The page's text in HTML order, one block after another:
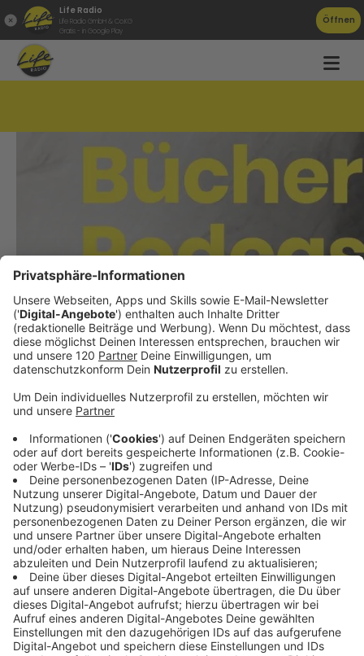
Life Radio
Life Radio GmbH & Co.KG
Gratis - in Google Play
Öffnen